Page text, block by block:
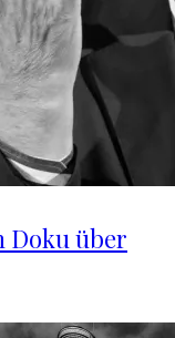
Doku über